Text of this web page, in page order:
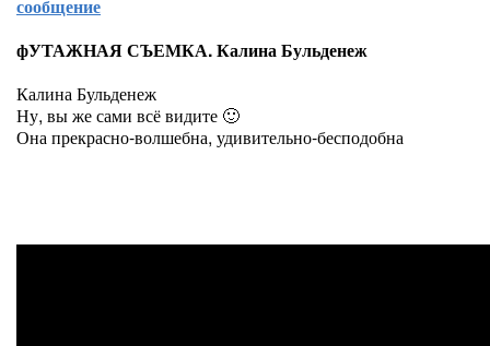
сообщение
фУТАЖНАЯ СЪЕМКА. Калина Бульденеж
Калина Бульденеж
Ну, вы же сами всё видите 🙂
Она прекрасно-волшебна, удивительно-бесподобна